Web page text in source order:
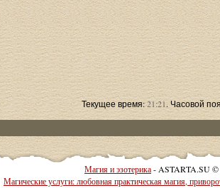
Текущее время:21:21. Часовой
Магия и эзотерика- ASTARTA.SU ©
Магические услуги: любовная практическая магия,